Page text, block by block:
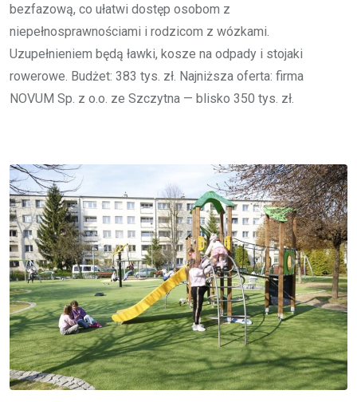
bezfazową, co ułatwi dostęp osobom z
niepełnosprawnościami i rodzicom z wózkami.
Uzupełnieniem będą ławki, kosze na odpady i stojaki
rowerowe. Budżet: 383 tys. zł. Najniższa oferta: firma
NOVUM Sp. z o.o. ze Szczytna — blisko 350 tys. zł.